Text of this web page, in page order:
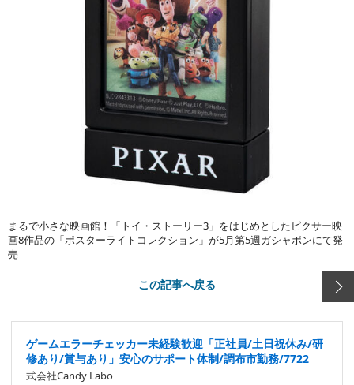
まるで小さな映画館！「トイ・ストーリー3」をはじめとしたピクサー映
画8作品の「ポスターライトコレクション」が5月第5週ガシャポンにて発
売
この記事へ戻る
ゲームエラーチェッカー未経験歓迎「正社員/土日祝休み/研
修あり/賞与あり」安心のサポート体制/調布市勤務/7722
式会社Candy Labo